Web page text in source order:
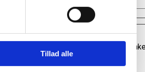
Tillad alle
relevante og engagerende for den